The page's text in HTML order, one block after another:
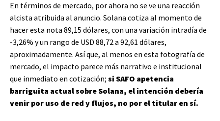
En términos de mercado, por ahora no se ve una reacción
alcista atribuida al anuncio. Solana cotiza al momento de
hacer esta nota 89,15 dólares, con una variación intradía de
-3,26% y un rango de USD 88,72 a 92,61 dólares,
aproximadamente. Así que, al menos en esta fotografía de
mercado, el impacto parece más narrativo e institucional
que inmediato en cotización; si SAFO apetencia
barriguita actual sobre Solana, el intención debería
venir por uso de red y flujos, no por el titular en sí.